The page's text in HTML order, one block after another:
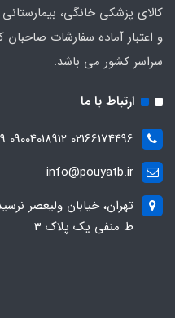
و اعتبار آماده سفارشات
سراسر کشور می باشد.
ارتباط با ما
02166174496 09004018912 02166174309
info@pouyatb.ir
تهران، خیابان ولیعصر
ط منفی یک پلاک 3